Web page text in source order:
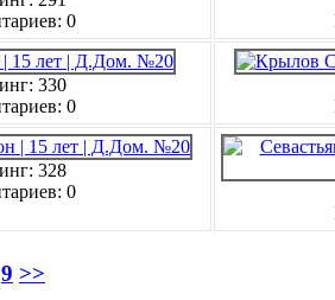
0
330
0
328
0
9 >>